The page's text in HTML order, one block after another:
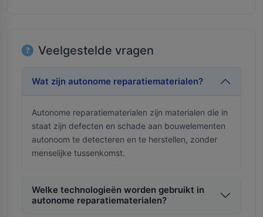
Veelgestelde vragen
Wat zijn autonome reparatiematerialen?
Autonome reparatiematerialen zijn materialen die in
staat zijn defecten en schade aan bouwelementen
autonoom te detecteren en te herstellen, zonder
menselijke tussenkomst.
Welke technologieën worden gebruikt in
autonome reparatiematerialen?